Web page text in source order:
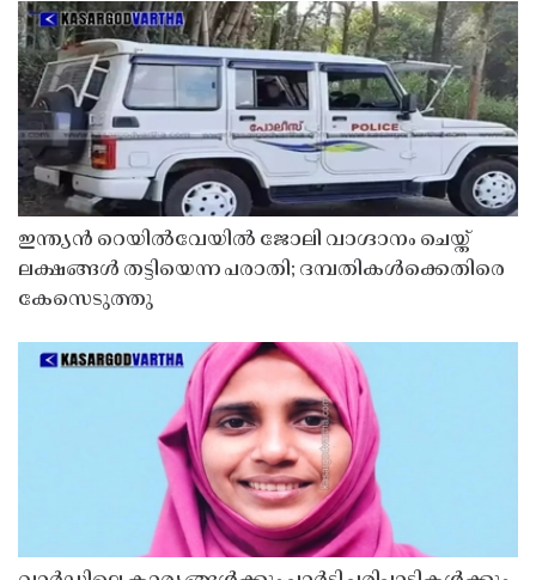
ഇന്ത്യൻ റെയിൽവേയിൽ ജോലി വാഗ്ദാനം ചെയ്ത്
ലക്ഷങ്ങൾ തട്ടിയെന്ന പരാതി; ദമ്പതികൾക്കെതിരെ
കേസെടുത്തു